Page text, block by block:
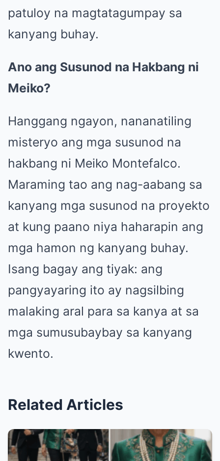
patuloy na magtatagumpay sa
kanyang buhay.
Ano ang Susunod na Hakbang ni
Meiko?
Hanggang ngayon, nananatiling
misteryo ang mga susunod na
hakbang ni Meiko Montefalco.
Maraming tao ang nag-aabang sa
kanyang mga susunod na proyekto
at kung paano niya haharapin ang
mga hamon ng kanyang buhay.
Isang bagay ang tiyak: ang
pangyayaring ito ay nagsilbing
malaking aral para sa kanya at sa
mga sumusubaybay sa kanyang
kwento.
Related Articles